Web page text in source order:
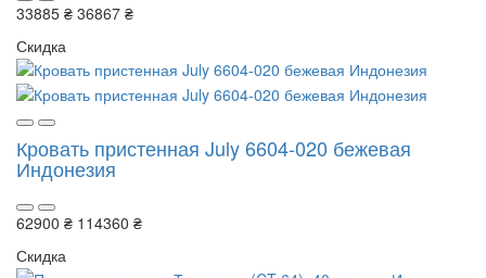
33885 ₴ 36867 ₴
Скидка
Кровать пристенная July 6604-020 бежевая
Индонезия
62900 ₴ 114360 ₴
Скидка